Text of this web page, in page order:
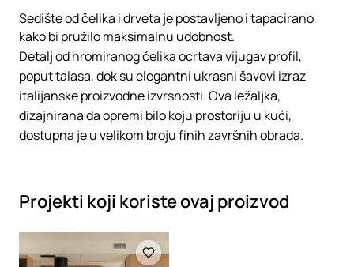
Sedište od čelika i drveta je postavljeno i tapacirano
kako bi pružilo maksimalnu udobnost.
Detalj od hromiranog čelika ocrtava vijugav profil,
poput talasa, dok su elegantni ukrasni šavovi izraz
italijanske proizvodne izvrsnosti. Ova ležaljka,
dizajnirana da opremi bilo koju prostoriju u kući,
dostupna je u velikom broju finih završnih obrada.
Projekti koji koriste ovaj proizvod